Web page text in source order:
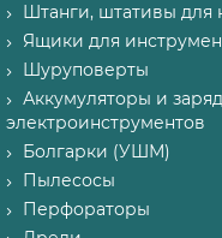
Штанги, штативы
Ящики для
Шуруповерты
Аккумуляторы и
электроинструментов
Болгарки (УШМ)
Пылесосы
Перфораторы